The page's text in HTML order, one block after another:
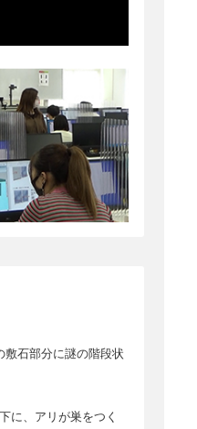
敷石部分に謎の階段状
に、アリが巣をつく